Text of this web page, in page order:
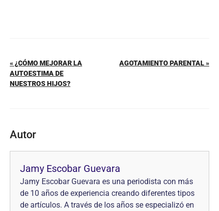
« ¿CÓMO MEJORAR LA
AUTOESTIMA DE
NUESTROS HIJOS?
AGOTAMIENTO PARENTAL »
Autor
Jamy Escobar Guevara
Jamy Escobar Guevara es una periodista con más
de 10 años de experiencia creando diferentes tipos
de artículos. A través de los años se especializó en